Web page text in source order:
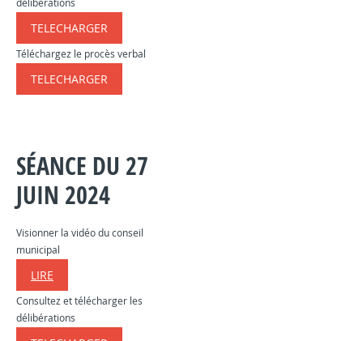
délibérations
TELECHARGER
Téléchargez le procès verbal
TELECHARGER
SÉANCE DU 27
JUIN 2024
Visionner la vidéo du conseil
municipal
LIRE
Consultez et télécharger les
délibérations